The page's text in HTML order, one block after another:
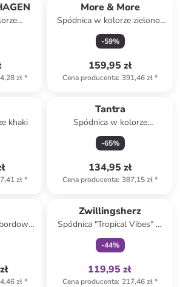
zł*
More & More
Spódnica w kolorze zielono-
jasnoróżowym
-59%
159,95 zł
Cena producenta: 391,46 zł*
khaki
zł*
Tantra
Spódnica w kolorze
brązowym
-65%
134,95 zł
Cena producenta: 387,15 zł*
zł*
Zwillingsherz
Spódnica "Tropical Vibes" w
kolorze różowo-
pomarańczowym
-44%
119,95 zł
Cena producenta: 217,46 zł*